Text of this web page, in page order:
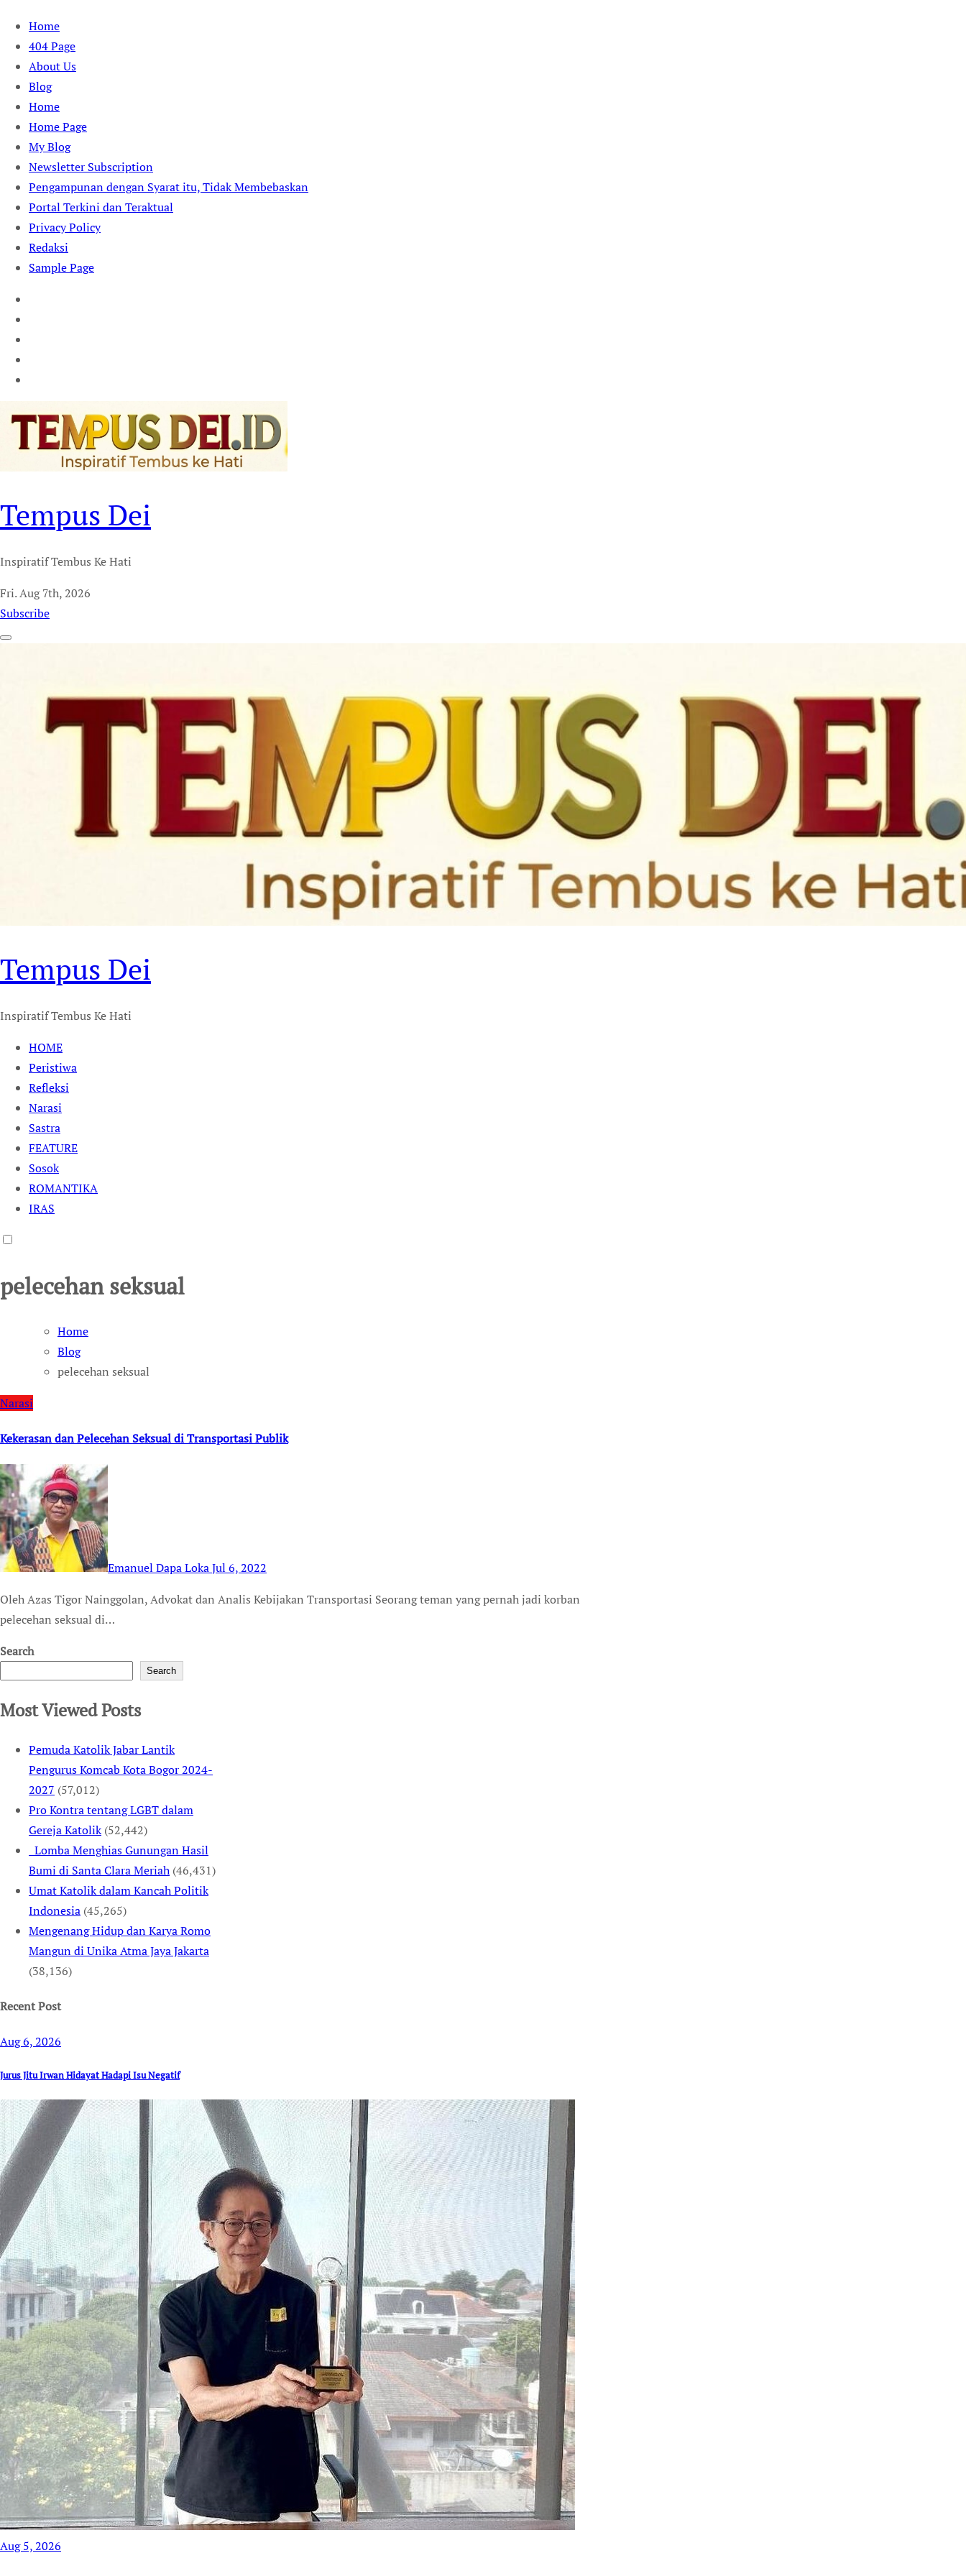
Skip
content
Home
404 Page
About Us
Blog
Home
Home Page
My Blog
Newsletter Subscription
Pengampunan dengan Syarat itu, Tidak Membebaskan
Portal Terkini dan Teraktual
Privacy Policy
Redaksi
Sample Page
Tempus Dei
Inspiratif Tembus Ke Hati
Fri. Aug 7th, 2026
Subscribe
Tempus Dei
Inspiratif Tembus Ke Hati
HOME
Peristiwa
Refleksi
Narasi
Sastra
FEATURE
Sosok
ROMANTIKA
IRAS
pelecehan seksual
Home
Blog
pelecehan seksual
Narasi
Kekerasan dan Pelecehan Seksual di Transportasi Publik
Emanuel Dapa LokaJul 6, 2022
Oleh Azas Tigor Nainggolan, Advokat dan Analis Kebijakan Transportasi Seorang teman yang pernah jadi korban
pelecehan seksual di…
Search
Search
Most Viewed Posts
Pemuda Katolik Jabar Lantik
Pengurus Komcab Kota Bogor 2024-
2027 (57,012)
Pro Kontra tentang LGBT dalam
Gereja Katolik (52,442)
Lomba Menghias Gunungan Hasil
Bumi di Santa Clara Meriah (46,431)
Umat Katolik dalam Kancah Politik
Indonesia (45,265)
Mengenang Hidup dan Karya Romo
Mangun di Unika Atma Jaya Jakarta
(38,136)
Recent Post
Aug 6, 2026
Jurus Jitu Irwan Hidayat Hadapi Isu Negatif
Aug 5, 2026